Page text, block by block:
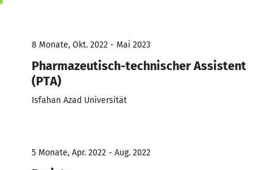
8 Monate, Okt. 2022 - Mai 2023
Pharmazeutisch-technischer Assistent
(PTA)
Isfahan Azad Universität
5 Monate, Apr. 2022 - Aug. 2022